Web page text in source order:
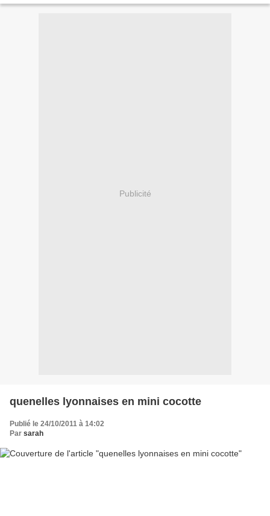
Publicité
quenelles lyonnaises en mini cocotte
Publié le 24/10/2011 à 14:02
Par sarah